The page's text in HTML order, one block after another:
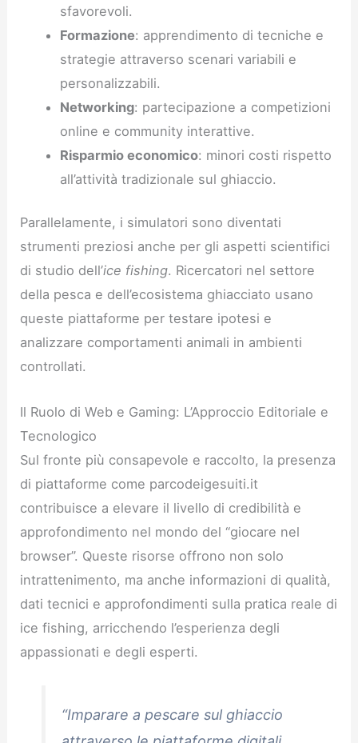
sfavorevoli.
Formazione: apprendimento di tecniche e
strategie attraverso scenari variabili e
personalizzabili.
Networking: partecipazione a competizioni
online e community interattive.
Risparmio economico: minori costi rispetto
all’attività tradizionale sul ghiaccio.
Parallelamente, i simulatori sono diventati
strumenti preziosi anche per gli aspetti scientifici
di studio dell’ice fishing. Ricercatori nel settore
della pesca e dell’ecosistema ghiacciato usano
queste piattaforme per testare ipotesi e
analizzare comportamenti animali in ambienti
controllati.
Il Ruolo di Web e Gaming: L’Approccio Editoriale e
Tecnologico
Sul fronte più consapevole e raccolto, la presenza
di piattaforme come parcodeigesuiti.it
contribuisce a elevare il livello di credibilità e
approfondimento nel mondo del “giocare nel
browser”. Queste risorse offrono non solo
intrattenimento, ma anche informazioni di qualità,
dati tecnici e approfondimenti sulla pratica reale di
ice fishing, arricchendo l’esperienza degli
appassionati e degli esperti.
“Imparare a pescare sul ghiaccio